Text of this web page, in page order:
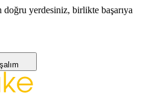
yerdesiniz, birlikte başarıya